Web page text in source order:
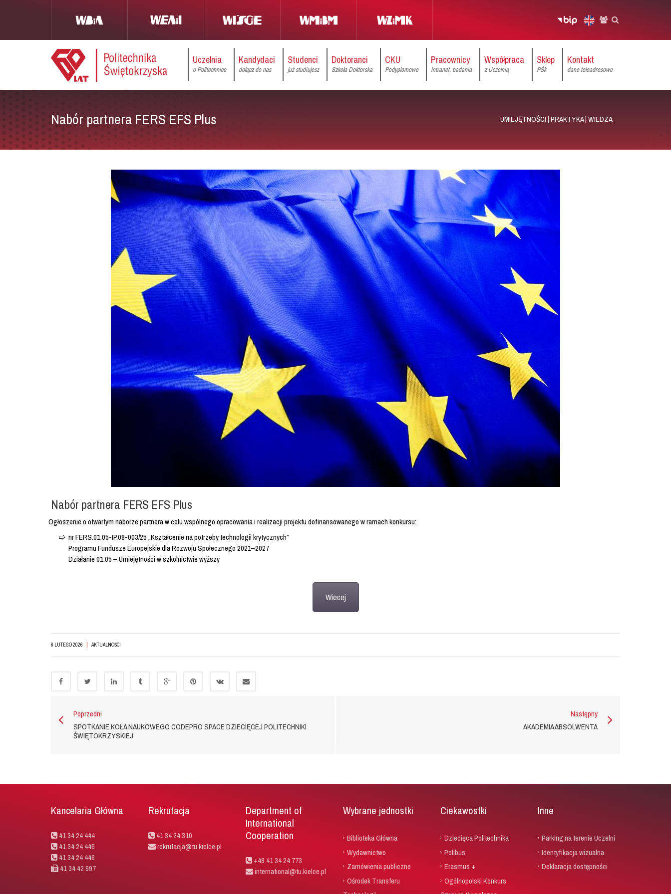
Uczelnia
o Politechnice
Kandydaci
dołącz do nas
Studenci
już studiujesz
Doktoranci
Szkoła Doktorska
CKU
Podyplomowe
Pracownicy
intranet, badania
Współpraca
z Uczelnią
Sklep
PŚk
Kontakt
dane teleadresowe
Nabór partnera FERS EFS Plus UMIEJĘTNOŚCI | PRAKTYKA | WIEDZA
Nabór partnera FERS EFS Plus
Ogłoszenie o otwartym naborze partnera w celu wspólnego opracowania i realizacji projektu dofinansowanego w ramach konkursu:
nr FERS.01.05-IP.08-003/25 „Kształcenie na potrzeby technologii krytycznych”
Programu Fundusze Europejskie dla Rozwoju Społecznego 2021–2027
Działanie 01.05 – Umiejętności w szkolnictwie wyższy
Wiecej
6 LUTEGO 2026 | AKTUALNOŚCI
Poprzedni
SPOTKANIE KOŁA NAUKOWEGO CODEPRO SPACE DZIECIĘCEJ POLITECHNIKI
ŚWIĘTOKRZYSKIEJ
Następny
AKADEMIA ABSOLWENTA
Kancelaria Główna
41 34 24 444
41 34 24 445
41 34 24 446
41 34 42 997
Rekrutacja
41 34 24 310
rekrutacja@tu.kielce.pl
Department of
International
Cooperation
+48 41 34 24 773
international@tu.kielce.pl
Wybrane jednostki
Biblioteka Główna
Wydawnictwo
Zamówienia publiczne
Ośrodek Transferu
Ciekawostki
Dziecięca Politechnika
Polibus
Erasmus +
Ogólnopolski Konkurs
Inne
Parking na terenie Uczelni
Identyfikacja wizualna
Deklaracja dostępności